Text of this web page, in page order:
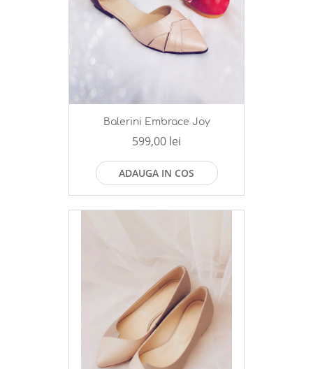
Balerini Embrace Joy
599,00 lei
ADAUGA IN COS